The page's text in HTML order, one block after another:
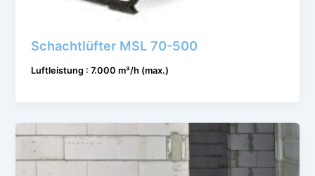
Schachtlüfter MSL 70-500
Luftleistung : 7.000 m³/h (max.)